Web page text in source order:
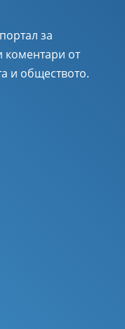
за
коментари от
и обществото.